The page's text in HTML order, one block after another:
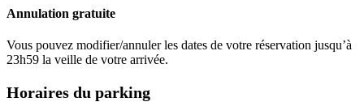
Annulation gratuite
Vous pouvez modifier/annuler les dates de votre réservation jusqu’à
23h59 la veille de votre arrivée.
Horaires du parking